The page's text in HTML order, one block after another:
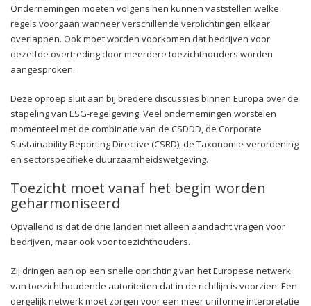
Ondernemingen moeten volgens hen kunnen vaststellen welke
regels voorgaan wanneer verschillende verplichtingen elkaar
overlappen. Ook moet worden voorkomen dat bedrijven voor
dezelfde overtreding door meerdere toezichthouders worden
aangesproken.
Deze oproep sluit aan bij bredere discussies binnen Europa over de
stapeling van ESG-regelgeving. Veel ondernemingen worstelen
momenteel met de combinatie van de CSDDD, de Corporate
Sustainability Reporting Directive (CSRD), de Taxonomie-verordening
en sectorspecifieke duurzaamheidswetgeving.
Toezicht moet vanaf het begin worden
geharmoniseerd
Opvallend is dat de drie landen niet alleen aandacht vragen voor
bedrijven, maar ook voor toezichthouders.
Zij dringen aan op een snelle oprichting van het Europese netwerk
van toezichthoudende autoriteiten dat in de richtlijn is voorzien. Een
dergelijk netwerk moet zorgen voor een meer uniforme interpretatie